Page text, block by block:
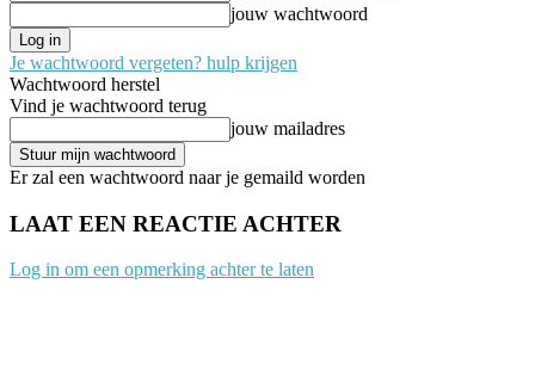
jouw wachtwoord
Je wachtwoord vergeten? hulp krijgen
Wachtwoord herstel
Vind je wachtwoord terug
jouw mailadres
Er zal een wachtwoord naar je gemaild worden
LAAT EEN REACTIE ACHTER
Log in om een opmerking achter te laten